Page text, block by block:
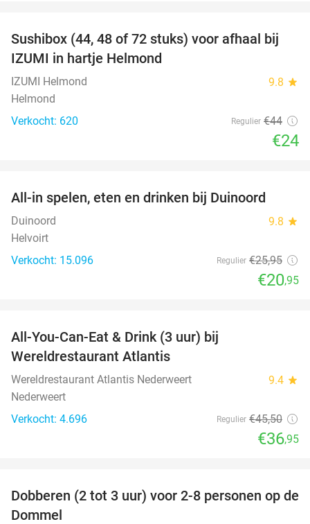
45%
Sushibox (44, 48 of 72 stuks) voor afhaal bij
IZUMI in hartje Helmond
IZUMI Helmond 9.8 star
Helmond
Verkocht: 620
Regulier €44
€24
All-in spelen, eten en drinken bij Duinoord
Duinoord 9.8 star
Helvoirt
Verkocht: 15.096
Regulier €25,95
€20,95
All-You-Can-Eat & Drink (3 uur) bij
Wereldrestaurant Atlantis
Wereldrestaurant Atlantis Nederweert 9.4 star
Nederweert
Verkocht: 4.696
Regulier €45,50
€36,95
29%
Dobberen (2 tot 3 uur) voor 2-8 personen op de
Dommel